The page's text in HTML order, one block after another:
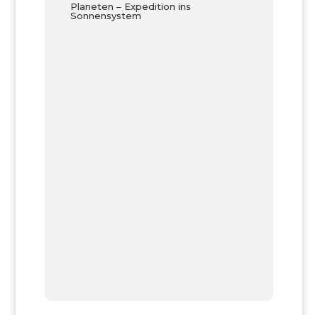
Planeten – Expedition ins
Sonnensystem